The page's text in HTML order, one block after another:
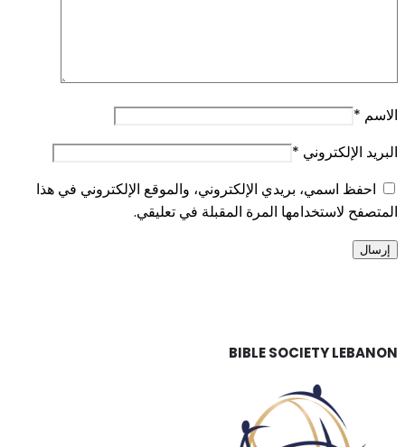
الاسم *
البريد الإلكتروني *
احفظ اسمي، بريدي الإلكتروني، والموقع الإلكتروني في هذا
المتصفح لاستخدامها المرة المقبلة في تعليقي.
BIBLE SOCIETY LEBANON